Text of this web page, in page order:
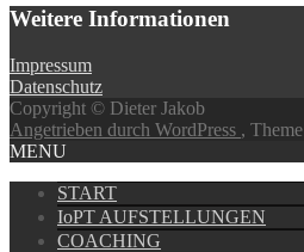
Weitere Informationen
Impressum
Datenschutz
Copyright © Dieter Jakob
Angetrieben durch WordPress , Theme
MENU
START
IoPT AUFSTELLUNGEN
COACHING